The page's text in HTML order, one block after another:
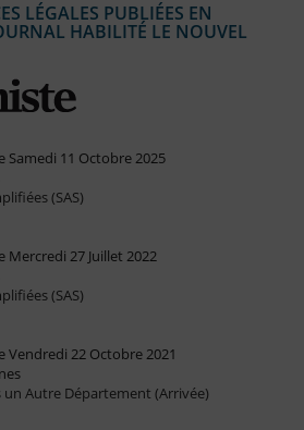
LÉGALES PUBLIÉES EN
HABILITÉ LE NOUVEL
Samedi 11 Octobre 2025
(SAS)
Mercredi 27 Juillet 2022
(SAS)
Vendredi 22 Octobre 2021
un Autre Département (Arrivée)